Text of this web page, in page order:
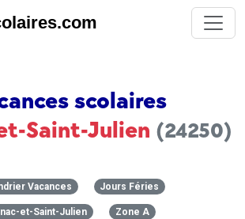
scolaires
Saint-Julien (24250)
Vacances Jours Féries
et-Saint-Julien Zone A